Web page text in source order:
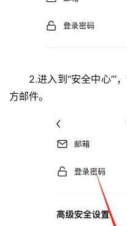
2.进入到“安全中心’”
方邮件。